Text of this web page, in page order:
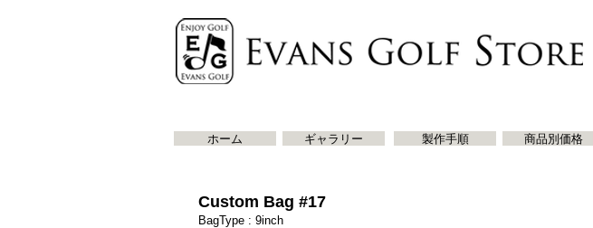
ホーム ギャラリー 製作手順 商品別価格
Custom Bag #17
BagType : 9inch